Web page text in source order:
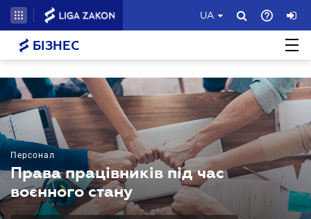
UA
БІЗНЕС
Персонал
Права працівників під час
воєнного стану